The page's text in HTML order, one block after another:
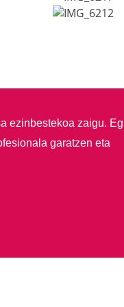
ezinbestekoa zaigu.
garatzen eta